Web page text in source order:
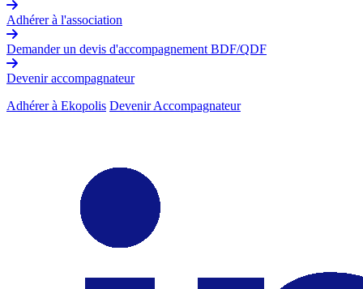
Adhérer à l'association
Demander un devis d'accompagnement BDF/QDF
Devenir accompagnateur
Adhérer à Ekopolis Devenir Accompagnateur